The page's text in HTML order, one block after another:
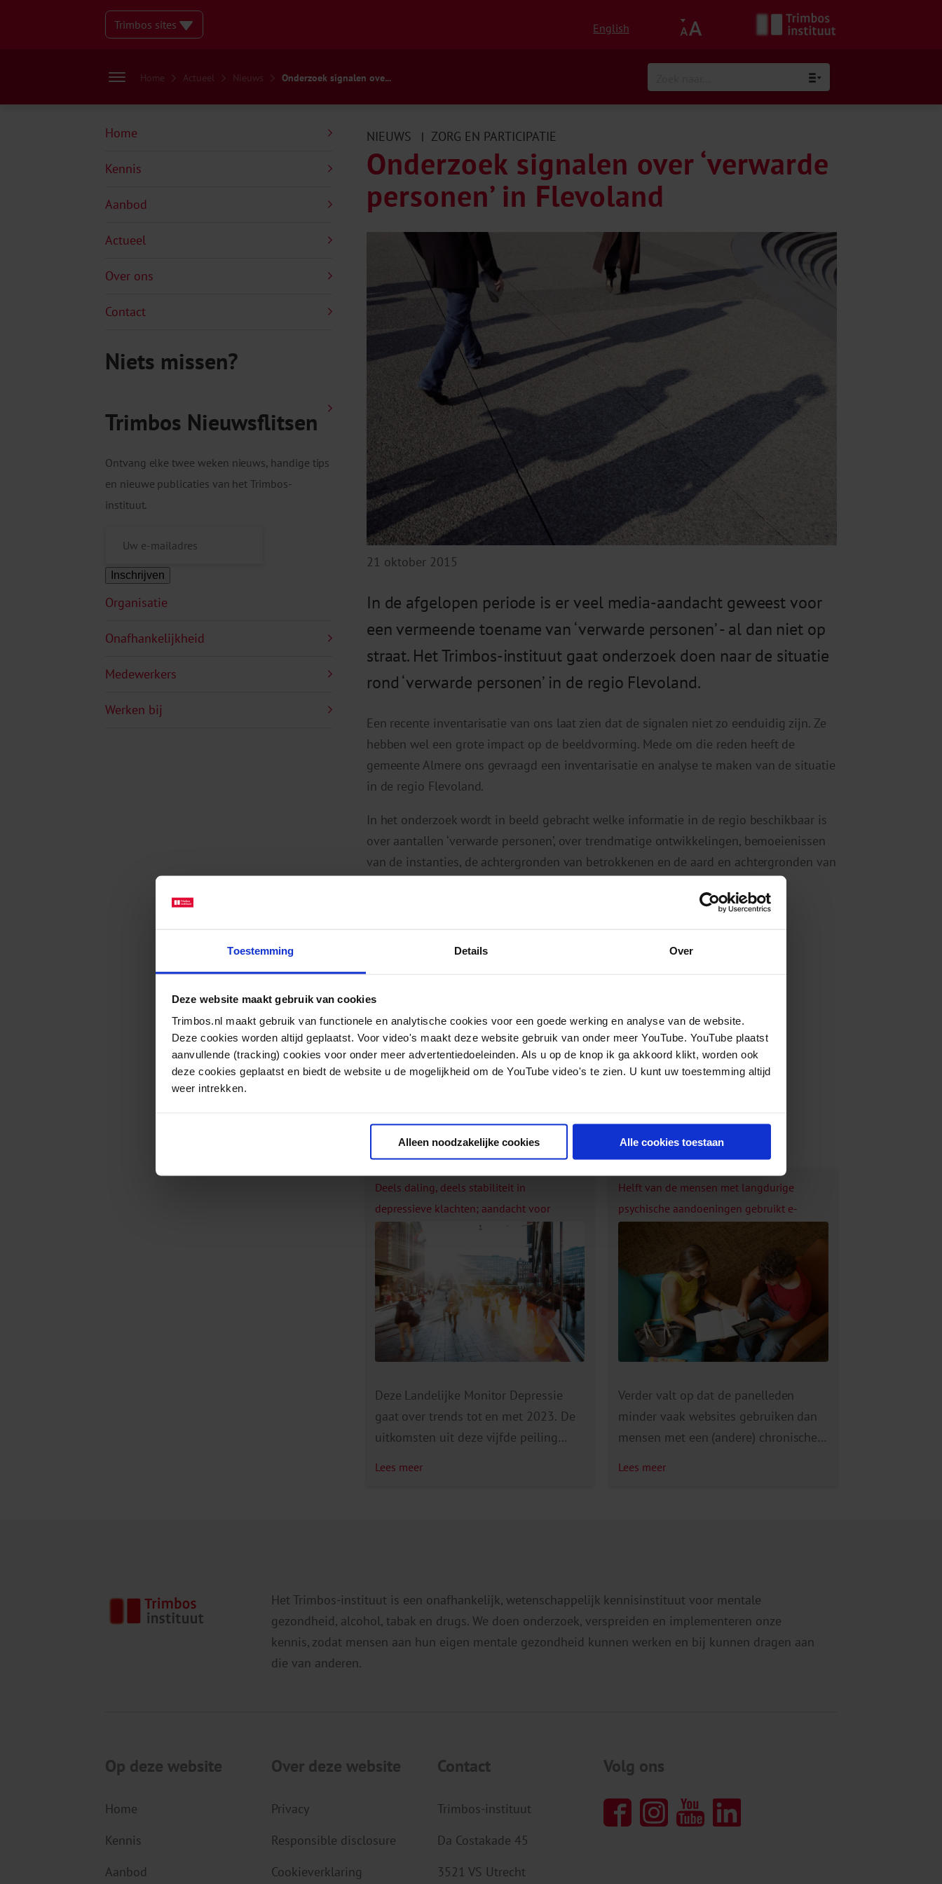
Toestemming Details Over
Deze website maakt gebruik van cookies
Trimbos.nl maakt gebruik van functionele en analytische cookies voor een goede werking en analyse van de website.
Deze cookies worden altijd geplaatst. Voor video's maakt deze website gebruik van onder meer YouTube. YouTube plaatst
aanvullende (tracking) cookies voor onder meer advertentiedoeleinden. Als u op de knop ik ga akkoord klikt, worden ook
deze cookies geplaatst en biedt de website u de mogelijkheid om de YouTube video's te zien. U kunt uw toestemming altijd
weer intrekken.
Alleen noodzakelijke cookies Alle cookies toestaan
Trimbos sites English
Home Actueel Nieuws Onderzoek signalen ove...
Home
Kennis
Aanbod
Actueel
Over ons
Contact
Niets missen?
Trimbos Nieuwsflitsen
Ontvang elke twee weken nieuws, handige tips
en nieuwe publicaties van het Trimbos-
instituut.
Inschrijven
Organisatie
Onafhankelijkheid
Medewerkers
Werken bij
NIEUWS | ZORG EN PARTICIPATIE
Onderzoek signalen over ‘verwarde
personen’ in Flevoland
21 oktober 2015
In de afgelopen periode is er veel media-aandacht geweest voor
een vermeende toename van ‘verwarde personen’ - al dan niet op
straat. Het Trimbos-instituut gaat onderzoek doen naar de situatie
rond ‘verwarde personen’ in de regio Flevoland.
Een recente inventarisatie van ons laat zien dat de signalen niet zo eenduidig zijn. Ze
hebben wel een grote impact op de beeldvorming. Mede om die reden heeft de
gemeente Almere ons gevraagd een inventarisatie en analyse te maken van de situatie
in de regio Flevoland.
In het onderzoek wordt in beeld gebracht welke informatie in de regio beschikbaar is
over aantallen ‘verwarde personen’, over trendmatige ontwikkelingen, bemoeienissen
van de instanties, de achtergronden van betrokkenen en de aard en achtergronden van
Ervaren knelpunten in de omgang, de zorgverlening en de maatschappelijke
oplossingsrichtingen voor de knelpunten verkend.
Meer over dit thema
Depressie­preventie
Verward gedrag
Gerelateerde berichten
Deels daling, deels stabiliteit in
depressieve klachten; aandacht voor
risicogroepen blijft nodig
Deze Landelijke Monitor Depressie
gaat over trends tot en met 2023. De
uitkomsten uit deze vijfde peiling
2021 of […]
Lees meer
Helft van de mensen met langdurige
psychische aandoeningen gebruikt e-
Verder valt op dat de panelleden
minder vaak websites gebruiken dan
mensen met een (andere) chronische
Lees meer
Het Trimbos-instituut is een onafhankelijk, wetenschappelijk kennisinstituut voor mentale
gezondheid, alcohol, tabak en drugs. We doen onderzoek, verspreiden en implementeren onze
kennis, zodat mensen aan hun eigen mentale gezondheid kunnen werken en bij kunnen dragen aan
die van anderen.
Op deze website
Home
Kennis
Aanbod
Over deze website
Privacy
Responsible disclosure
Cookieverklaring
Contact
Trimbos-instituut
Da Costakade 45
3521 VS Utrecht
Volg ons